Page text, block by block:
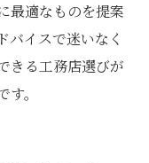
最適なものを提案
バイスで迷いなく
きる工務店選びが
。